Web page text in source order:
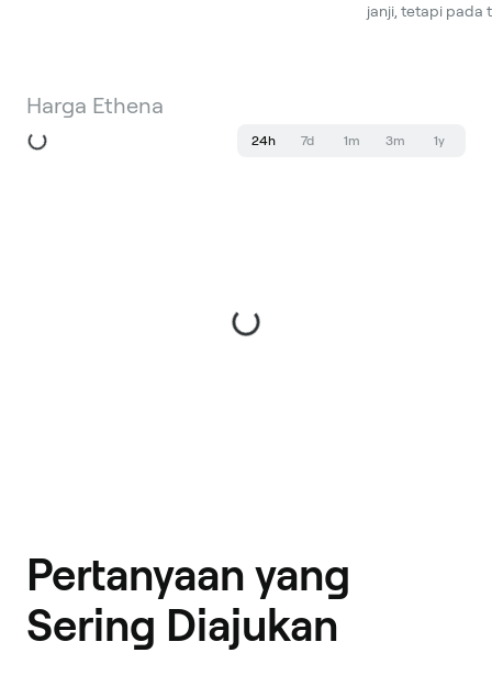
janji, tetapi pada
Harga Ethena
24h 7d 1m 3m 1y
Pertanyaan yang
Sering Diajukan